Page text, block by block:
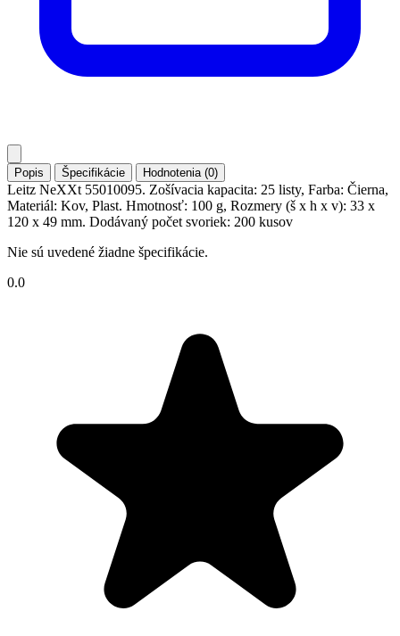
Popis Špecifikácie Hodnotenia (0)
Leitz NeXXt 55010095. Zošívacia kapacita: 25 listy, Farba: Čierna,
Materiál: Kov, Plast. Hmotnosť: 100 g, Rozmery (š x h x v): 33 x
120 x 49 mm. Dodávaný počet svoriek: 200 kusov
Nie sú uvedené žiadne špecifikácie.
0.0